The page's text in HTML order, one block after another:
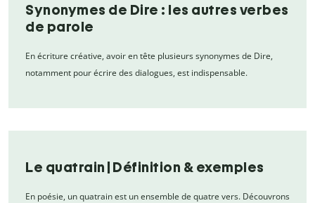
Synonymes de Dire : les autres verbes
de parole
En écriture créative, avoir en tête plusieurs synonymes de Dire,
notamment pour écrire des dialogues, est indispensable.
Le quatrain | Définition & exemples
En poésie, un quatrain est un ensemble de quatre vers. Découvrons